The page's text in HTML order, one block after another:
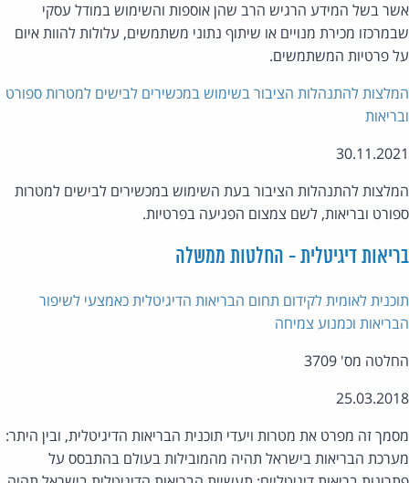
בשל המידע הרגיש הרב שהן אוספות והשימוש במודל עסקי
מכירת מנויים או שיתוף נתוני משתמשים, עלולות להוות איום
פרטיות המשתמשים.
להתנהלות הציבור בשימוש במכשירים לבישים למטרות ספורט
להתנהלות הציבור בעת השימוש במכשירים לבישים למטרות
ובריאות, לשם צמצום הפגיעה בפרטיות.
דיגיטלית - החלטות ממשלה
לאומית לקידום תחום הבריאות הדיגיטלית כאמצעי לשיפור
וכמנוע צמיחה
מס' 3709
זה מפרט את מטרות ויעדי תוכנית הבריאות הדיגיטלית, ובין היתר:
הבריאות בישראל תהיה מהמובילות בעולם בהתבסס על